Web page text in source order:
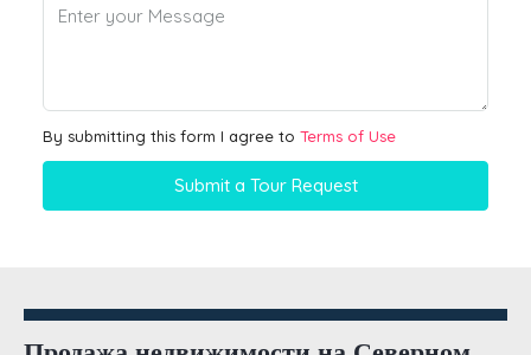
By submitting this form I agree to Terms of Use
Submit a Tour Request